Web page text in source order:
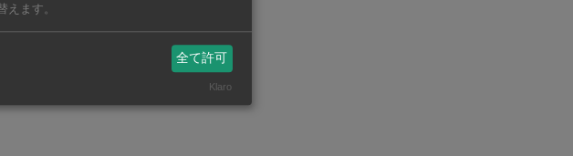
ふりを続け、娘は病院からいなく
えます。
全て許可
Klaro